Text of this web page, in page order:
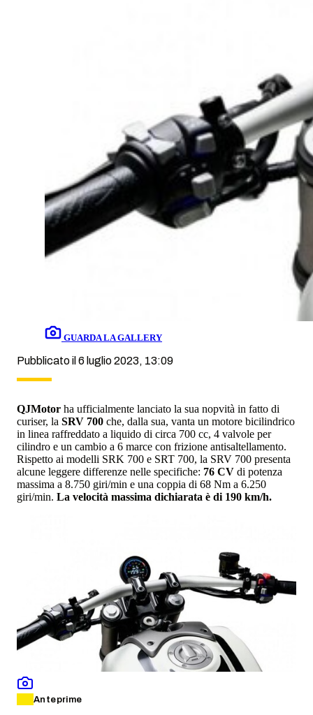
GUARDA LA GALLERY
Pubblicato il 6 luglio 2023, 13:09
QJMotor ha ufficialmente lanciato la sua nopvità in fatto di
curiser, la SRV 700 che, dalla sua, vanta un motore bicilindrico
in linea raffreddato a liquido di circa 700 cc, 4 valvole per
cilindro e un cambio a 6 marce con frizione antisaltellamento.
Rispetto ai modelli SRK 700 e SRT 700, la SRV 700 presenta
alcune leggere differenze nelle specifiche: 76 CV di potenza
massima a 8.750 giri/min e una coppia di 68 Nm a 6.250
giri/min. La velocità massima dichiarata è di 190 km/h.
Anteprime